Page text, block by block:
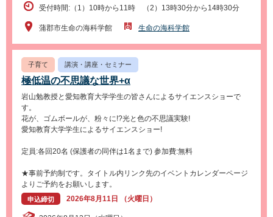
受付時間:（1）10時から11時 （2）13時30分から14時30分
蒲郡市生命の海科学館 生命の海科学館
子育て 講演・講座・セミナー
極低温の不思議な世界+α
岩山勉教授と愛知教育大学学生の皆さんによるサイエンスショーで
す。
花が、ゴムボールが、粉々に!?光と色の不思議実験!
愛知教育大学学生によるサイエンスショー!
定員:各回20名 (保護者の同伴は1名まで) 参加費:無料
★事前予約制です。タイトル内リンク先のイベントカレンダーページ
よりご予約をお願いします。
申込締切 2026年8月11日 （火曜日）